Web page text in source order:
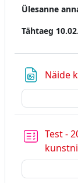
Ülesanne
Tähtaeg 10.02.
Näide
Test -